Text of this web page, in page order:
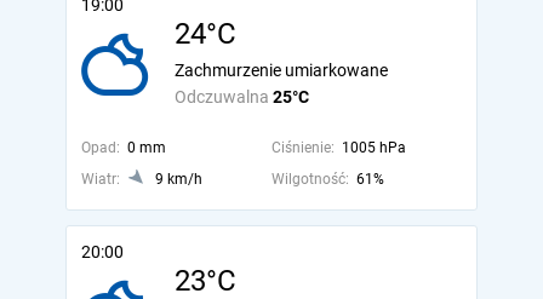
19:00
24°C
Odczuwalna 25°C
Zachmurzenie umiarkowane
Opad: 0 mm Ciśnienie: 1005 hPa
Wiatr:
9 km/h Wilgotność: 61%
20:00
23°C